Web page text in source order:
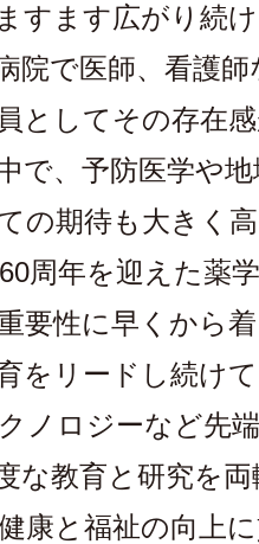
すます広がり続
院で医師、看護
としてその存在
で、予防医学や
の期待も大きく
周年を迎えた薬
要性に早くから
をリードし続け
ノロジーなど先
な教育と研究を
康と福祉の向上